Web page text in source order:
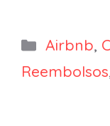
Airbnb,
Reembolsos